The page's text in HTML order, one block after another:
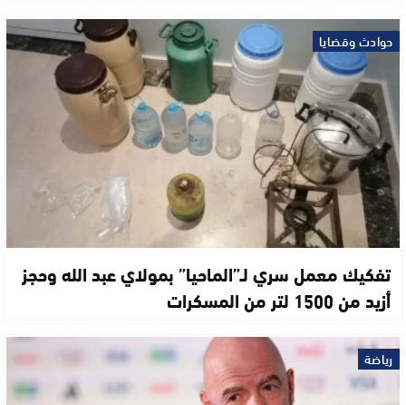
حوادث وقضايا
تفكيك معمل سري لـ”الماحيا” بمولاي عبد الله وحجز
أزيد من 1500 لتر من المسكرات
رياضة